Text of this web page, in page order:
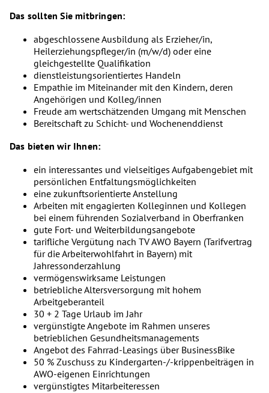
Das sollten Sie mitbringen:
abgeschlossene Ausbildung als Erzieher/in,
Heilerziehungspfleger/in (m/w/d) oder eine
gleichgestellte Qualifikation
dienstleistungsorientiertes Handeln
Empathie im Miteinander mit den Kindern, deren
Angehörigen und Kolleg/innen
Freude am wertschätzenden Umgang mit Menschen
Bereitschaft zu Schicht- und Wochenenddienst
Das bieten wir Ihnen:
ein interessantes und vielseitiges Aufgabengebiet mit
persönlichen Entfaltungsmöglichkeiten
eine zukunftsorientierte Anstellung
Arbeiten mit engagierten Kolleginnen und Kollegen
bei einem führenden Sozialverband in Oberfranken
gute Fort- und Weiterbildungsangebote
tarifliche Vergütung nach TV AWO Bayern (Tarifvertrag
für die Arbeiterwohlfahrt in Bayern) mit
Jahressonderzahlung
vermögenswirksame Leistungen
betriebliche Altersversorgung mit hohem
Arbeitgeberanteil
30 + 2 Tage Urlaub im Jahr
vergünstigte Angebote im Rahmen unseres
betrieblichen Gesundheitsmanagements
Angebot des Fahrrad-Leasings über BusinessBike
50 % Zuschuss zu Kindergarten-/-krippenbeiträgen in
AWO-eigenen Einrichtungen
vergünstigtes Mitarbeiteressen